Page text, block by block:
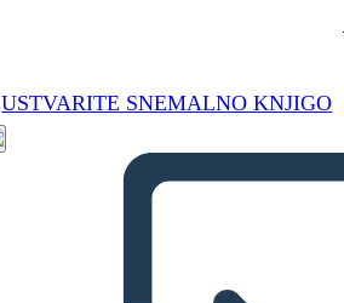
USTVARITE SNEMALNO KNJIGO